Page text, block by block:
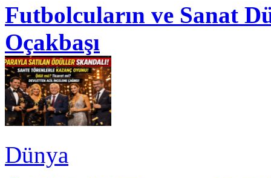
Futbolcuların ve Sanat
Oçakbaşı
Dünya